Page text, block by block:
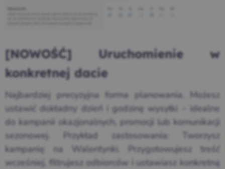
[NOWOŚĆ] Uruchomienie w
konkretnej dacie
Najbardziej precyzyjna forma planowania. Możesz
ustawić dokładny dzień i godzinę wysyłki – idealne
do kampanii okazjonalnych, promocji lub komunikacji
sezonowej. Przykład zastosowania: Tworzysz
kampanię na Walentynki. Przygotowujesz treść
wcześniej, filtrujesz odbiorców i ustawiasz konkretną